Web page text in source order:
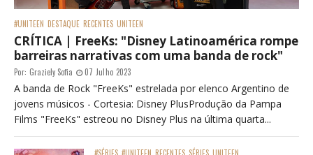
#UNITEEN DESTAQUE RECENTES UNITEEN
CRÍTICA | FreeKs: "Disney Latinoamérica rompe
barreiras narrativas com uma banda de rock"
Por: Graziely Sofia 07 Julho 2023
A banda de Rock "FreeKs" estrelada por elenco Argentino de
jovens músicos - Cortesia: Disney PlusProdução da Pampa
Films "FreeKs" estreou no Disney Plus na última quarta...
#SÉRIES #UNITEEN RECENTES SÉRIES UNITEEN